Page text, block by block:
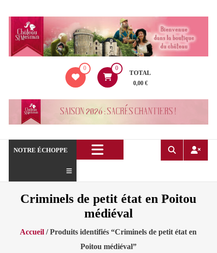
contenu
de
Mesmin
0 0
TOTAL
0,00 €
NOTRE ÉCHOPPE
Criminels de petit état en Poitou
médiéval
Accueil / Produits identifiés “Criminels de petit état en
Poitou médiéval”